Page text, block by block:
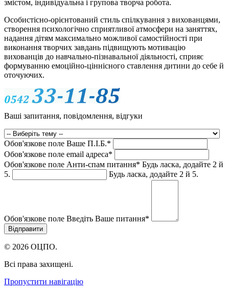
змістом, індивідуальна і групова творча робота.
Особистісно-орієнтований стиль спілкування з вихованцями,
створення психологічно сприятливої атмосфери на заняттях,
надання дітям максимально можливої самостійності при
виконання творчих завдань підвищують мотивацію
вихованців до навчально-пізнавальної діяльності, сприяє
формуванню емоційно-ціннісного ставлення дитини до себе й
оточуючих.
Ваші запитання, повідомлення, відгуки
Обов'язкове поле Ваше П.I.Б.*
Обов'язкове поле email адреса*
Обов'язкове поле Анти-спам питання* Будь ласка, додайте 2 й
5.
Будь ласка, додайте 2 й 5.
Обов'язкове поле Введіть Ваше питання*
© 2026 ОЦПО.
Всі права захищені.
Пропустити навігацію